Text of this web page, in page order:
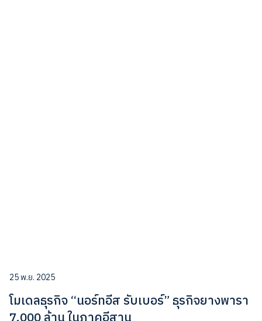
25 พ.ย. 2025
โมเดลธุรกิจ “นอร์ทอีส รับเบอร์” ธุรกิจยางพารา